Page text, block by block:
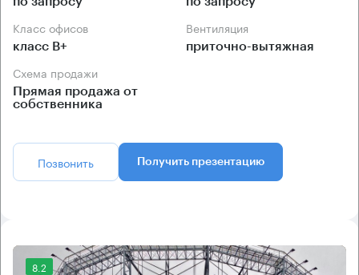
Класс офисов
класс B+
Вентиляция
приточно-вытяжная
Схема продажи
Прямая продажа от
собственника
Позвонить Получить презентацию
8.2